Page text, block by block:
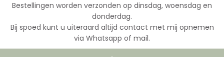
Bestellingen worden verzonden op dinsdag, woensdag en
donderdag.
Bij spoed kunt u uiteraard altijd contact met mij opnemen
via Whatsapp of mail.